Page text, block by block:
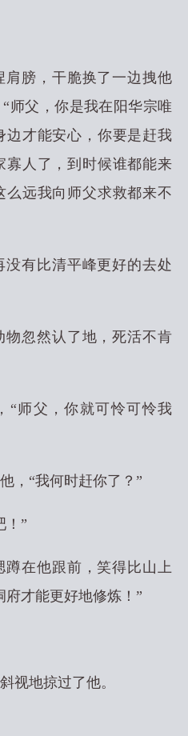
肩膀，干脆换了一边拽他
师父，你是我在阳华宗唯
边才能安心，你要是赶我
寡人了，到时候谁都能来
远我向师父求救都来不
有比清平峰更好的去处
物忽然认了地，死活不肯
“师父，你就可怜可怜我
，“我何时赶你了？”
！”
在他跟前，笑得比山上
府才能更好地修炼！”
视地掠过了他。